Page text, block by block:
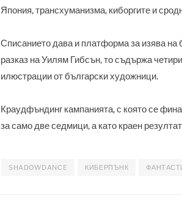
Япония, трансхуманизма, киборгите и
Списанието дава и платформа за изява на
разказ на Уилям Гибсън, то съдържа
илюстрации от български художници.
Краудфъндинг кампанията, с която се
за само две седмици, а като краен
SHADOWDANCE КИБЕРПЪНК